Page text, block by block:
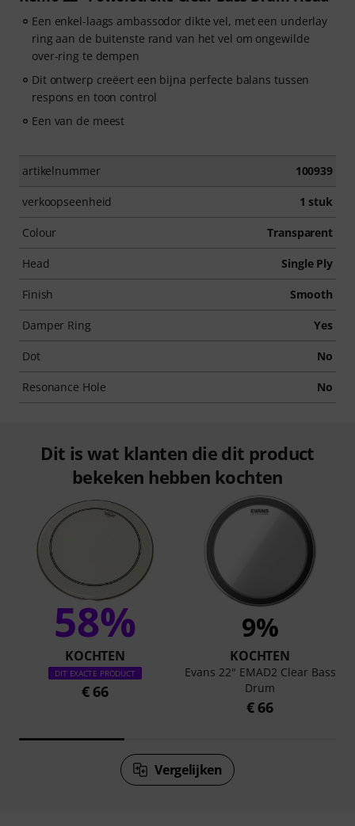
Een enkel-laags ambassodor dikte vel, met een underlay
ring aan de buitenste rand van het vel om ongewilde
over-ring te dempen
Dit ontwerp creëert een bijna perfecte balans tussen
respons en toon control
Een van de meest
artikelnummer 100939
verkoopseenheid 1 stuk
Colour Transparent
Head Single Ply
Finish Smooth
Damper Ring Yes
Dot No
Resonance Hole No
Dit is wat klanten die dit product
bekeken hebben kochten
58%
KOCHTEN
DIT EXACTE PRODUCT
€ 66
9%
KOCHTEN
Evans 22" EMAD2 Clear Bass
Drum
€ 66
Vergelijken